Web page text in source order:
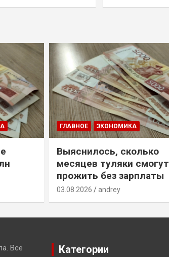
ГЛАВНОЕ ЭКОНОМИКА
Выяснилось, сколько
месяцев туляки смогут
прожить без зарплаты
03.08.2026 andrey
Все
Категории